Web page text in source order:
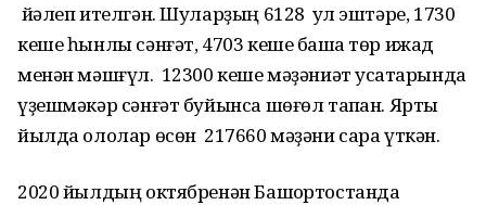
йәлеп ителгән. Шуларҙың 6128 ҡул эштәре, 1730
кеше һынлы сәнғәт, 4703 кеше башҡа төр ижад
менән мәшғүл. 12300 кеше мәҙәниәт усаҡтарында
үҙешмәкәр сәнғәт буйынса шөғөл тапҡан. Ярты
йылда ололар өсөн 217660 мәҙәни сара үткән.
2020 йылдың октябренән Башҡортостанда